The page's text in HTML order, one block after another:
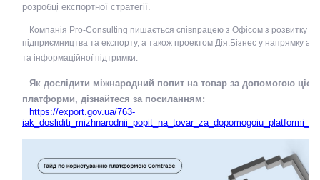
розробці експортної стратегії.
Компанія Pro-Consulting пишається співпрацею з Офісом з розвитку
підприємництва та експорту, а також проектом Дія.Бізнес у напрямку
та інформаційної підтримки.
Як дослідити міжнародний попит на товар за допомогою цієї
платформи, дізнайтеся за посиланням:
https://export.gov.ua/763-